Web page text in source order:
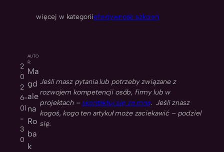
więcej w kategoriiefektywność szkoleń
2
0
2
6-
01
-
3
0
AUTO
R:
Ma
gd
ale
na
Ro
ba
k
Jeśli masz pytania lub potrzeby związane z
rozwojem kompetencji osób, firmy lub w
projektach –skontaktuj się ze mną. Jeśli znasz
kogoś, kogo ten artykuł może zaciekawić – podziel
się.